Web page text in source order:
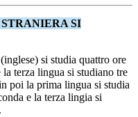
SI
si studia quattro ore
la terza lingua si studiano tre
poi la prima lingua si studia
e la terza lingia si